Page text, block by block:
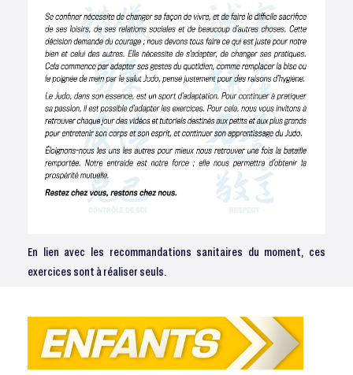
En lien avec les recommandations sanitaires du moment, ces
exercices sont à réaliser seuls.